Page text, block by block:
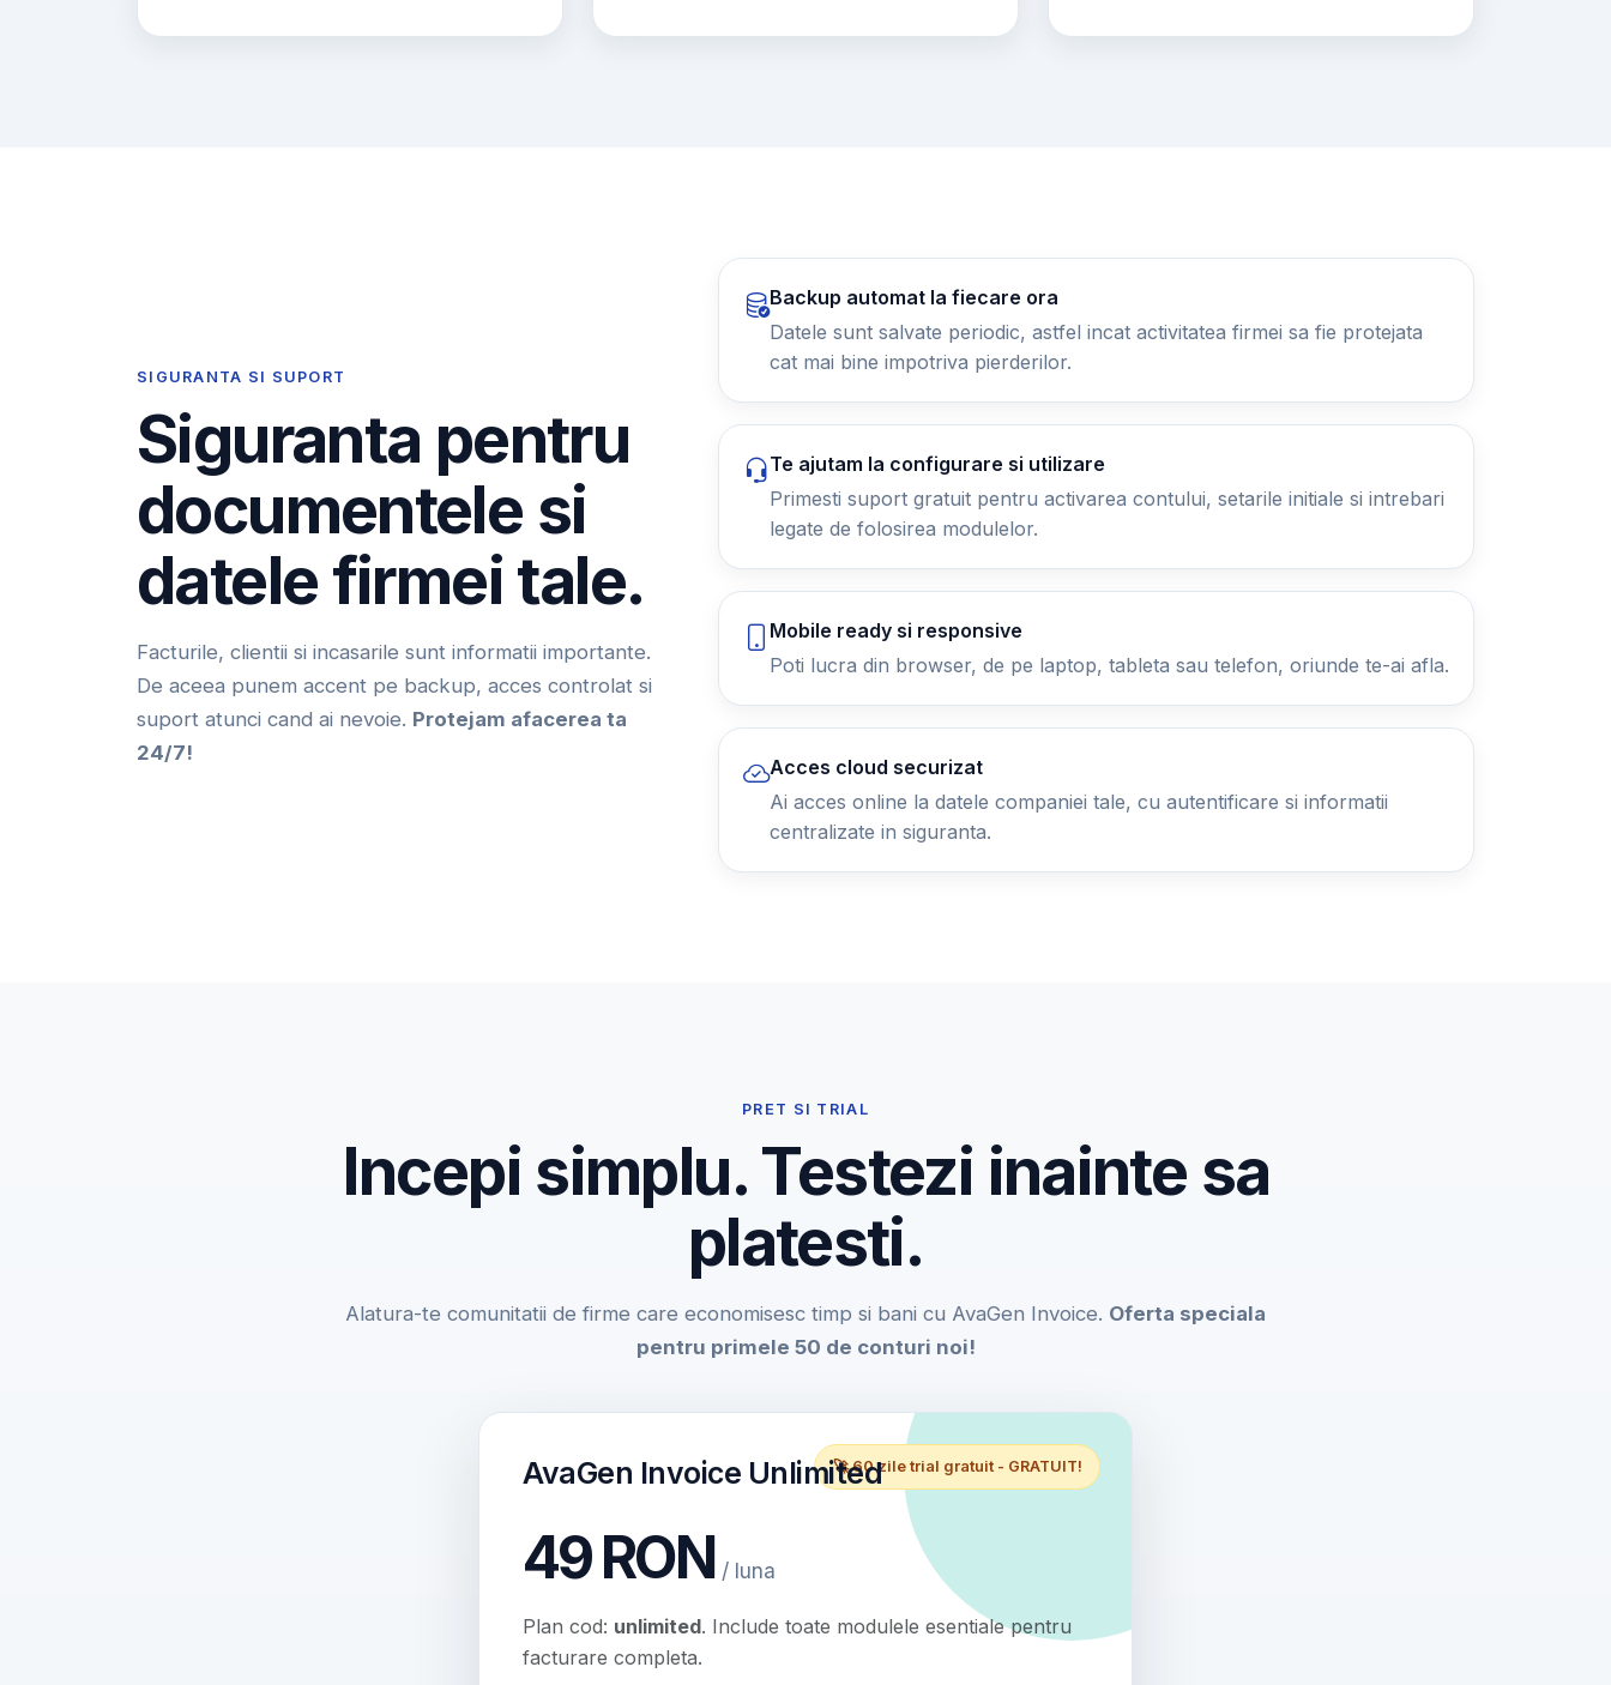
SIGURANTA SI SUPORT
Siguranta pentru
documentele si
datele firmei tale.
Facturile, clientii si incasarile sunt informatii importante.
De aceea punem accent pe backup, acces controlat si
suport atunci cand ai nevoie. Protejam afacerea ta
24/7!
Backup automat la fiecare ora
Datele sunt salvate periodic, astfel incat activitatea firmei sa fie protejata
cat mai bine impotriva pierderilor.
Te ajutam la configurare si utilizare
Primesti suport gratuit pentru activarea contului, setarile initiale si intrebari
legate de folosirea modulelor.
Mobile ready si responsive
Poti lucra din browser, de pe laptop, tableta sau telefon, oriunde te-ai afla.
Acces cloud securizat
Ai acces online la datele companiei tale, cu autentificare si informatii
centralizate in siguranta.
PRET SI TRIAL
Incepi simplu. Testezi inainte sa
platesti.
Alatura-te comunitatii de firme care economisesc timp si bani cu AvaGen Invoice. Oferta speciala
pentru primele 50 de conturi noi!
🚀 60 zile trial gratuit - GRATUIT!
AvaGen Invoice Unlimited
49 RON / luna
Plan cod: unlimited. Include toate modulele esentiale pentru
facturare completa.